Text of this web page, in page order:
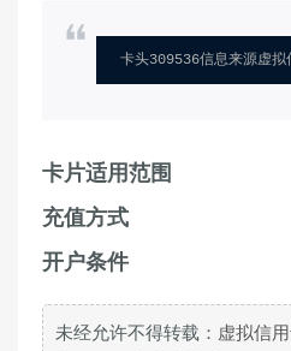
卡头309536信息来源虚拟
卡片适用范围
充值方式
开户条件
未经允许不得转载： 虚拟信